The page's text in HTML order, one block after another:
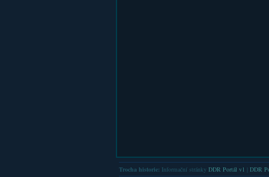
Trocha historie: Informační stránky DDR Portál v1 DDR